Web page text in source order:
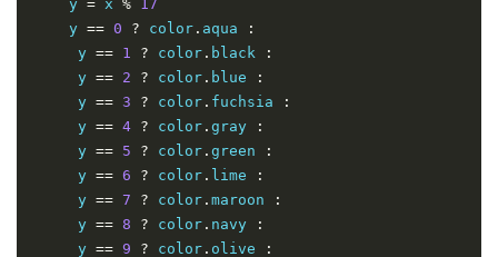
    y
= x % 17
    y
== 0 ? color . aqua
:
     y
== 1 ? color . black
:
     y
== 2 ? color . blue
:
     y
== 3 ? color . fuchsia
:
     y
== 4 ? color . gray
:
     y
== 5 ? color . green
:
     y
== 6 ? color . lime
:
     y
== 7 ? color . maroon
:
     y
== 8 ? color . navy
:
     y
== 9 ? color . olive
: